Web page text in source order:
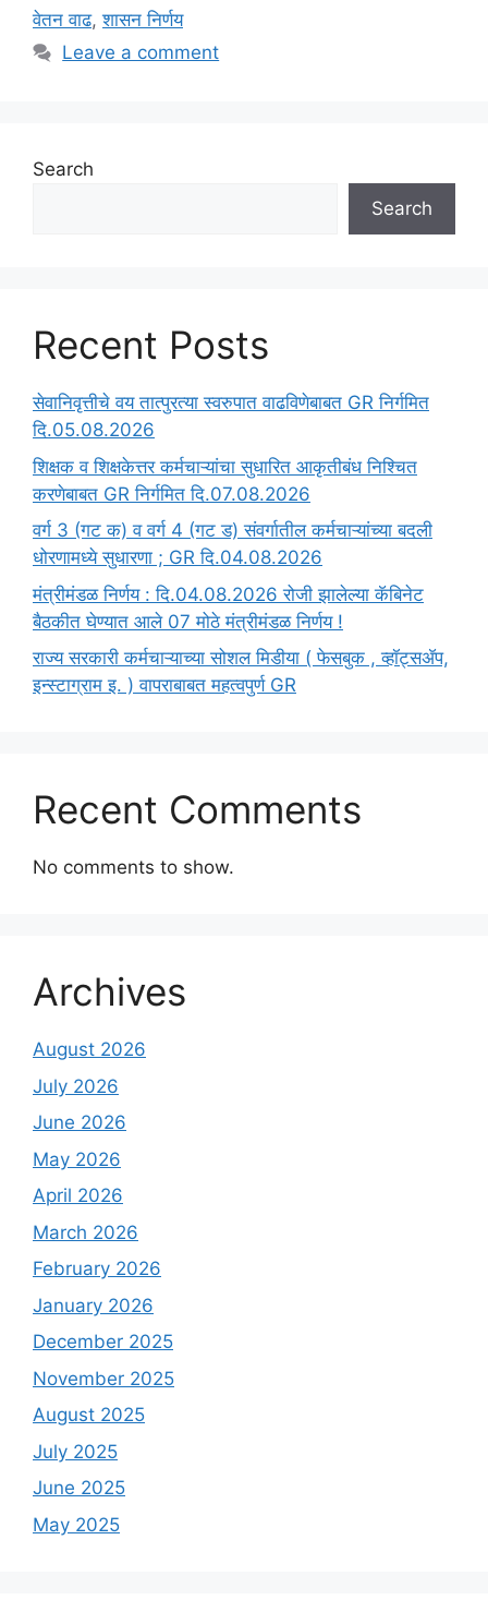
वेतन वाढ,शासन निर्णय
Leave a comment
Search
Search
Recent Posts
सेवानिवृत्तीचे वय तात्पुरत्या स्वरुपात वाढविणेबाबत GR निर्गमित
दि.05.08.2026
‍शिक्षक व शिक्षकेत्तर कर्मचाऱ्यांचा सुधारित आकृतीबंध निश्चित
करणेबाबत GR निर्गमित दि.07.08.2026
वर्ग 3 (गट क) व वर्ग 4 (गट ड) संवर्गातील कर्मचाऱ्यांच्या बदली
धोरणामध्ये सुधारणा ; GR दि.04.08.2026
मंत्रीमंडळ निर्णय : दि.04.08.2026 रोजी झालेल्या कॅबिनेट
बैठकीत घेण्यात आले 07 मोठे मंत्रीमंडळ निर्णय !
राज्य सरकारी कर्मचाऱ्याच्या सोशल मिडीया ( फेसबुक , व्हॉट्सॲप,
इन्स्टाग्राम इ. ) वापराबाबत महत्वपुर्ण GR
Recent Comments
No comments to show.
Archives
August 2026
July 2026
June 2026
May 2026
April 2026
March 2026
February 2026
January 2026
December 2025
November 2025
August 2025
July 2025
June 2025
May 2025